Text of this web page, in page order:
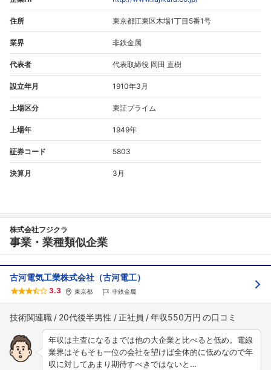
住所 東京都江東区木場1丁目5番1号
業界 非鉄金属
代表者 代表取締役 岡田 直樹
設立年月 1910年3月
上場区分 東証プライム
上場年 1949年
証券コード 5803
決算月 3月
株式会社フジクラ
事業・業種類似企業
古河電気工業株式会社（古河電工）
3.3 東京都 非鉄金属
技術関連職 20代後半男性 正社員 年収550万円
年収は主査になるまでは他の大企業と比べると低め。電線
業界はそもそも一位の会社を望けば全体的に低めなので年
収に対してあまり期待すべきではないと…